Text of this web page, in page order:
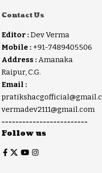
Contact Us
Editor : Dev Verma
Mobile : +91-7489405506
Address : Amanaka
Raipur, C.G.
Email :
vermadev2111@gmail.com
-------------------------
Follow us